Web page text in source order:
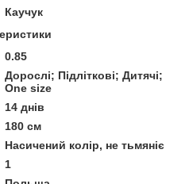
Каучук
0.85
Дорослі; Підліткові; Дитячі;
One size
14 днів
180 см
Насичений колір, не тьмяніє
1